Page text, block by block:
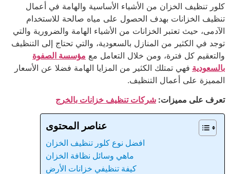
كلور تنظيف الخزان من الأشياء الأساسية والهامة في أعمال
تنظيف الخزانات بهدف الحصول على مياه صالحة للاستخدام
الآدمى، حيث تعتبر الخزانات من الأشياء الهامة والضرورية والتي
توجد في الكثير من المنازل بالسعودية، والتي تحتاج إلى التنظيف
والتعقيم كل فترة، ومن خلال التعامل مع مؤسسة الصفوة
بالسعودية فهي تمتلك الكثير من المزايا الهامة فضلا عن الأسعار
المميزة على أعمال التنظيف.
تعرف على مميزات: شركات تنظيف خزانات بالخرج
عناصر المحتوى
افضل نوع كلور تنظيف الخزان
ماهي وسائل نظافة الخزان
كيفة تنظيفي خزانات الأرض